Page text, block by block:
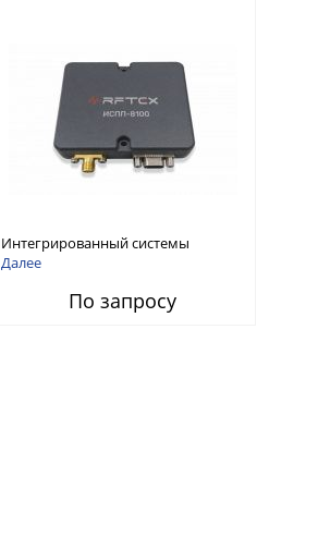
Интегрированный системы
защиты от ГНСС-помех RFТех
Далее
По запросу